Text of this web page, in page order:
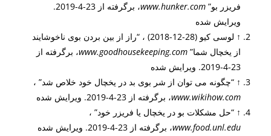
فریزر بو” www.hunker.com
، برگرفته از 23-4-2019.
ویرایش شده
↑
لوسی کیو (28-12-2018) ، “راز از بین بردن بوی ناخوشایند
از یخچال شما” www.goodhousekeeping.com، برگرفته از
23-4-2019. ویرایش شده
↑ “چگونه می توان از شر بوی بد در یخچال خود خلاص شد” ،
www.wikihow.com، برگرفته از 23-4-2019. ویرایش شده
↑ “حل مشکلات بو در یخچال یا فریزر خود” ،
www.food.unl.edu، برگرفته از 23-4-2019. ویرایش شده